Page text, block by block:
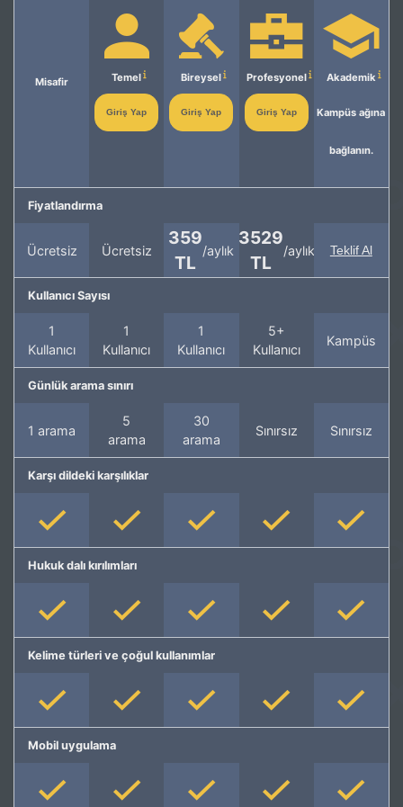
Misafir Temel
Giriş Yap
Bireysel
Giriş Yap
Profesyonel
Giriş Yap
Akademik
Kampüs ağına
bağlanın.
Fiyatlandırma
Ücretsiz Ücretsiz
359
TL
/aylık
3529
TL
/aylık Teklif Al
Kullanıcı Sayısı
1
Kullanıcı
1
Kullanıcı
1
Kullanıcı
5+
Kullanıcı
Kampüs
Günlük arama sınırı
1 arama
5
arama
30
arama
Sınırsız Sınırsız
Karşı dildeki karşılıklar
Hukuk dalı kırılımları
Kelime türleri ve çoğul kullanımlar
Mobil uygulama